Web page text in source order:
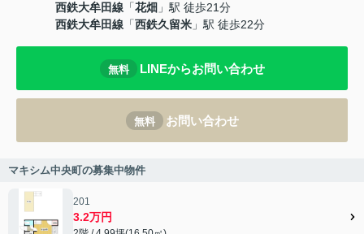
西鉄大牟田線 「花畑 」駅 徒歩21分
西鉄大牟田線 「西鉄久留米 」駅 徒歩22分
無料 LINEからお問い合わせ
無料 お問い合わせ
マキシム中央町の募集中物件
201
3.2万円